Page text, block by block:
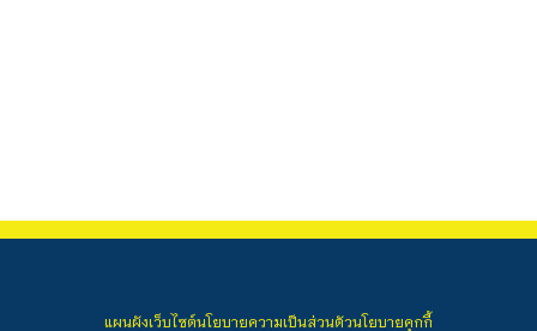
แผนผังเว็บไซต์นโยบายความเป็นส่วนตัวนโยบายคุกกี้